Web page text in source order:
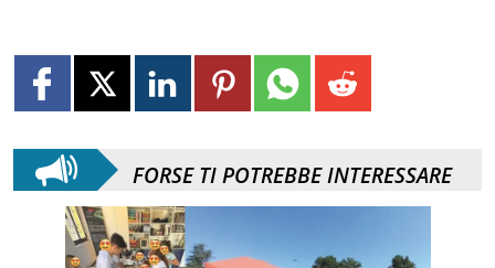
FORSE TI POTREBBE INTERESSARE